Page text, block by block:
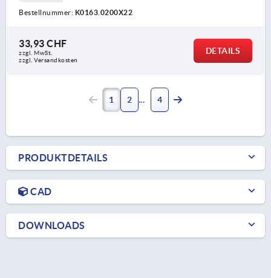
Bestellnummer: K0163.0200X22
33,93 CHF
zzgl. MwSt.
zzgl. Versandkosten
DETAILS
1 2 4
PRODUKTDETAILS
CAD
DOWNLOADS